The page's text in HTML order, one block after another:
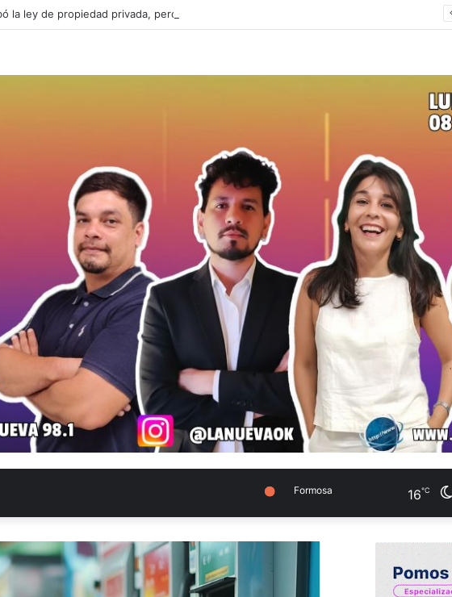
la ley de propiedad privada, pero el Gobierno debió ceder en la reforma del Fuego
Formosa 16℃